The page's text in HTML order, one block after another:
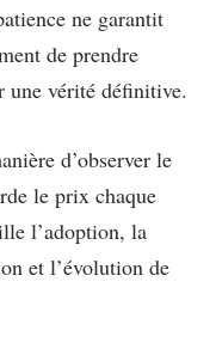
ne garantit
de prendre
une vérité définitive.
d’observer le
le prix chaque
l’adoption, la
et l’évolution de